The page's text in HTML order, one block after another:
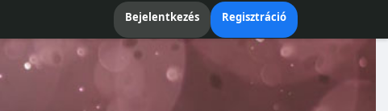
Bejelentkezés Regisztráció